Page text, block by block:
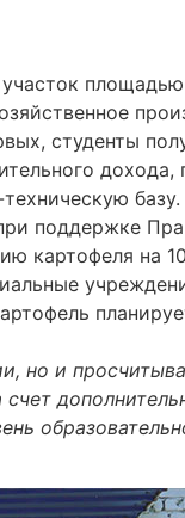
студенты
дохода,
базу.
поддержке
картофеля на
но и